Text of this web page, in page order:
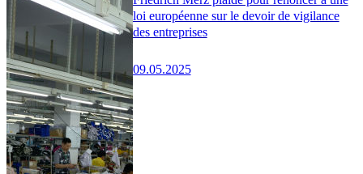
loi européenne sur le devoir de vigilance
des entreprises
09.05.2025